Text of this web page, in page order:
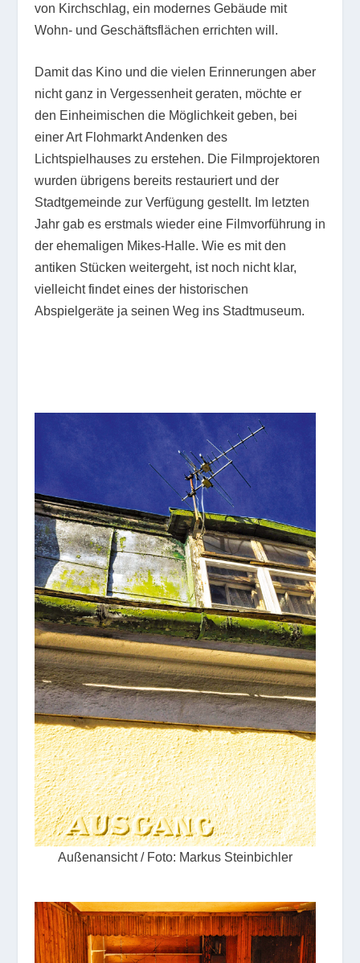
von Kirchschlag, ein modernes Gebäude mit
Wohn- und Geschäftsflächen errichten will.
Damit das Kino und die vielen Erinnerungen aber
nicht ganz in Vergessenheit geraten, möchte er
den Einheimischen die Möglichkeit geben, bei
einer Art Flohmarkt Andenken des
Lichtspielhauses zu erstehen. Die Filmprojektoren
wurden übrigens bereits restauriert und der
Stadtgemeinde zur Verfügung gestellt. Im letzten
Jahr gab es erstmals wieder eine Filmvorführung in
der ehemaligen Mikes-Halle. Wie es mit den
antiken Stücken weitergeht, ist noch nicht klar,
vielleicht findet eines der historischen
Abspielgeräte ja seinen Weg ins Stadtmuseum.
Außenansicht / Foto: Markus Steinbichler